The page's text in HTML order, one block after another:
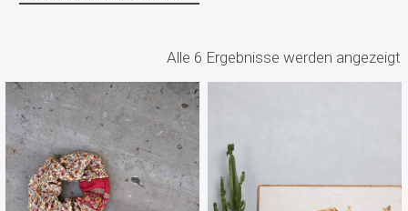
Alle 6 Ergebnisse werden angezeigt